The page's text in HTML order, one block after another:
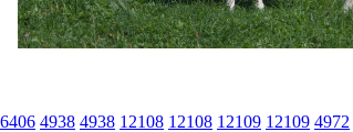
6406 4938 4938 12108 12108 12109 12109 4972